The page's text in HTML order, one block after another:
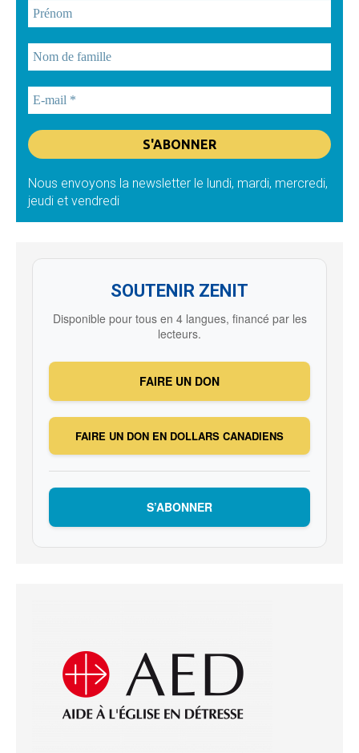
Nous envoyons la newsletter le lundi, mardi, mercredi,
jeudi et vendredi
SOUTENIR ZENIT
Disponible pour tous en 4 langues, financé par les
lecteurs.
FAIRE UN DON
FAIRE UN DON EN DOLLARS CANADIENS
S’ABONNER